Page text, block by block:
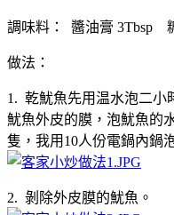
調味料： 醬油膏 3Tbsp
做法：
1. 乾魷魚先用温水泡二小
魷魚外皮的膜，泡魷魚的
隻，我用10人份電鍋內鍋
2. 剝除外皮膜的魷魚。